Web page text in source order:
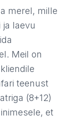
merel, mille
laevu
Meil on
teenust
(8+12)
et